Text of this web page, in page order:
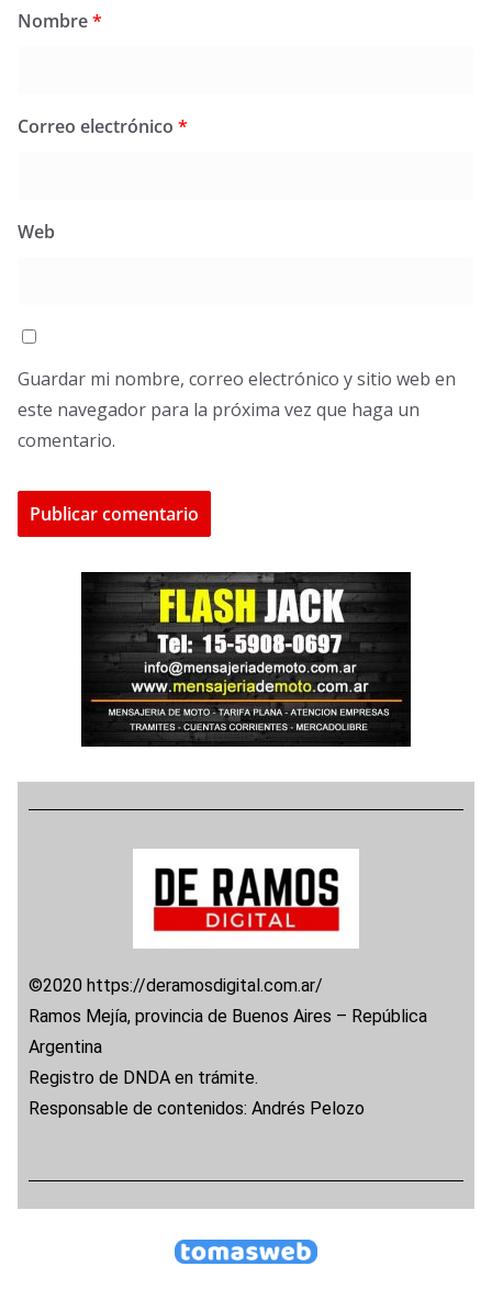
Nombre*
Correo electrónico *
Web
Guardar mi nombre, correo electrónico y sitio web en
este navegador para la próxima vez que haga un
comentario.
©2020 https://deramosdigital.com.ar/
Ramos Mejía, provincia de Buenos Aires – República
Argentina
Registro de DNDA en trámite.
Responsable de contenidos: Andrés Pelozo